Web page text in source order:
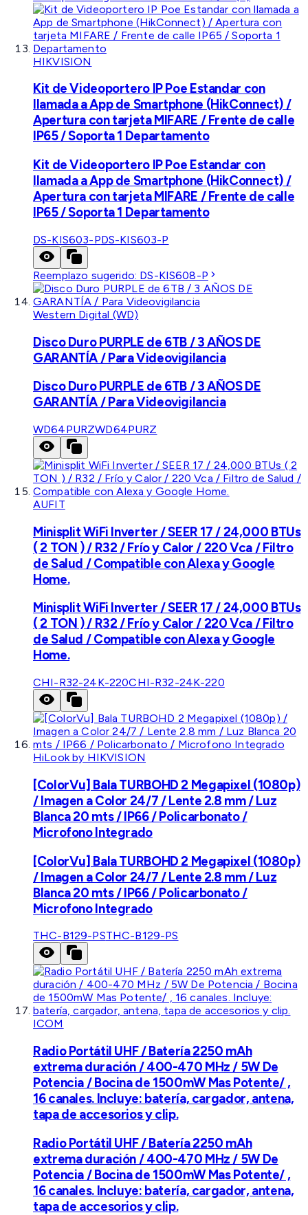
HIKVISION
Kit de Videoportero IP Poe Estandar con
llamada a App de Smartphone (HikConnect) /
Apertura con tarjeta MIFARE / Frente de calle
IP65 / Soporta 1 Departamento
Kit de Videoportero IP Poe Estandar con
llamada a App de Smartphone (HikConnect) /
Apertura con tarjeta MIFARE / Frente de calle
IP65 / Soporta 1 Departamento
DS-KIS603-PDS-KIS603-P
Reemplazo sugerido: DS-KIS608-P
Western Digital (WD)
Disco Duro PURPLE de 6TB / 3 AÑOS DE
GARANTÍA / Para Videovigilancia
Disco Duro PURPLE de 6TB / 3 AÑOS DE
GARANTÍA / Para Videovigilancia
WD64PURZWD64PURZ
AUFIT
Minisplit WiFi Inverter / SEER 17 / 24,000 BTUs
( 2 TON ) / R32 / Frío y Calor / 220 Vca / Filtro
de Salud / Compatible con Alexa y Google
Home.
Minisplit WiFi Inverter / SEER 17 / 24,000 BTUs
( 2 TON ) / R32 / Frío y Calor / 220 Vca / Filtro
de Salud / Compatible con Alexa y Google
Home.
CHI-R32-24K-220CHI-R32-24K-220
HiLook by HIKVISION
[ColorVu] Bala TURBOHD 2 Megapixel (1080p)
/ Imagen a Color 24/7 / Lente 2.8 mm / Luz
Blanca 20 mts / IP66 / Policarbonato /
Microfono Integrado
[ColorVu] Bala TURBOHD 2 Megapixel (1080p)
/ Imagen a Color 24/7 / Lente 2.8 mm / Luz
Blanca 20 mts / IP66 / Policarbonato /
Microfono Integrado
THC-B129-PSTHC-B129-PS
ICOM
Radio Portátil UHF / Batería 2250 mAh
extrema duración / 400-470 MHz / 5W De
Potencia / Bocina de 1500mW Mas Potente/ ,
16 canales. Incluye: batería, cargador, antena,
tapa de accesorios y clip.
Radio Portátil UHF / Batería 2250 mAh
extrema duración / 400-470 MHz / 5W De
Potencia / Bocina de 1500mW Mas Potente/ ,
16 canales. Incluye: batería, cargador, antena,
tapa de accesorios y clip.